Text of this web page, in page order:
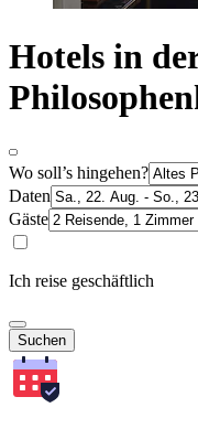
Hotels in
Wo soll’s hingehen?
Daten
Gäste
Ich reise geschäftlich
Suchen